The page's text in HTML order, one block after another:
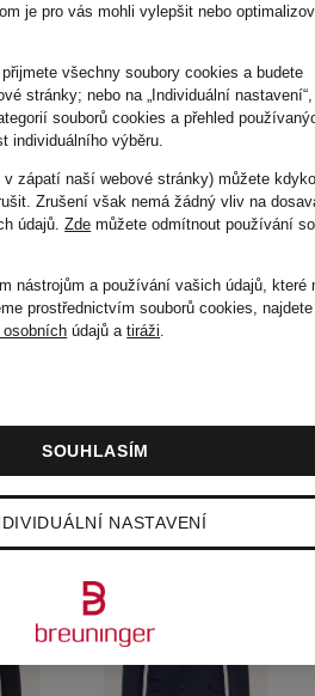
Kč
GENIUS
Slim Fit
3 250
Nejnižší
2 762,50 Kč
Původně:
5 000 Kč
je pro vás mohli vylepšit nebo
všechny soubory cookies a budete
stránky; nebo na „Individuální
souborů cookies a přehled
individuálního výběru.
v zápatí naší webové stránky) můžete
Zrušení však nemá žádný vliv na
údajů.Zde můžete odmítnout používání
nástrojům a používání vašich údajů, které
prostřednictvím souborů cookies,
osobních údajů atiráži.
NASTAVENÍ
SOUHLASÍM